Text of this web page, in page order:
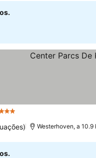
Estrelas
Westerhoven, a